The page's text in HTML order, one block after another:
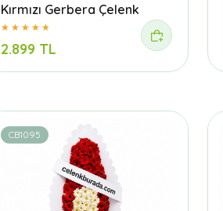
Kırmızı Gerbera Çelenk
2.899 TL
CB1095